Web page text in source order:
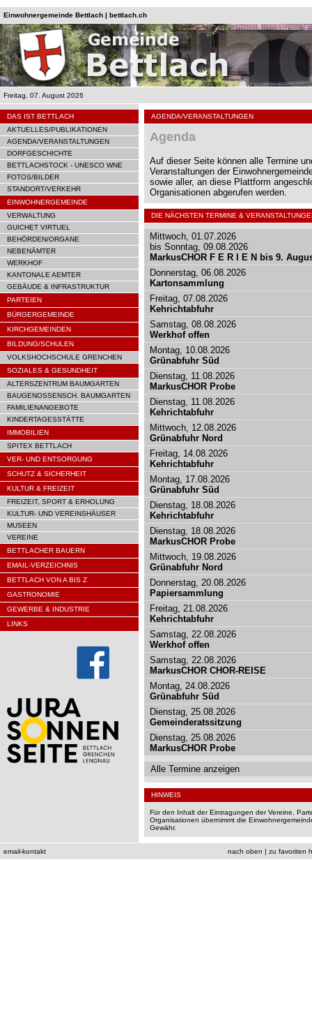
Einwohnergemeinde Bettlach | bettlach.ch
Freitag, 07. August 2026
DAS IST BETTLACH
AKTUELLES/PUBLIKATIONEN
AGENDA/VERANSTALTUNGEN
DORFGESCHICHTE
BETTLACHSTOCK - UNESCO WNE
FOTOS/BILDER
STANDORT/VERKEHR
EINWOHNERGEMEINDE
VERWALTUNG
GUICHET VIRTUEL
BEHÖRDEN/ORGANE
NEBENÄMTER
WERKHOF
KANTONALE AEMTER
GEBÄUDE & INFRASTRUKTUR
PARTEIEN
BÜRGERGEMEINDE
KIRCHGEMEINDEN
BILDUNG/SCHULEN
VOLKSHOCHSCHULE GRENCHEN
SOZIALES & GESUNDHEIT
ALTERSZENTRUM BAUMGARTEN
BAUGENOSSENSCH. BAUMGARTEN
FAMILIENANGEBOTE
KINDERTAGESSTÄTTE
IMMOBILIEN
SPITEX BETTLACH
VER- UND ENTSORGUNG
SCHUTZ & SICHERHEIT
KULTUR & FREIZEIT
FREIZEIT, SPORT & ERHOLUNG
KULTUR- UND VEREINSHÄUSER
MUSEEN
VEREINE
BETTLACHER BAUERN
EMAIL-VERZEICHNIS
BETTLACH VON A BIS Z
GASTRONOMIE
GEWERBE & INDUSTRIE
LINKS
AGENDA/VERANSTALTUNGEN
Agenda
Auf dieser Seite können alle Termine
Veranstaltungen der
sowie aller, an diese Plattform
Organisationen abgerufen werden.
DIE NÄCHSTEN TERMINE &
Mittwoch, 01.07.2026
bis Sonntag, 09.08.2026
MarkusCHOR F E R I E N bis 9.
Donnerstag, 06.08.2026
Kartonsammlung
Freitag, 07.08.2026
Kehrichtabfuhr
Samstag, 08.08.2026
Werkhof offen
Montag, 10.08.2026
Grünabfuhr Süd
Dienstag, 11.08.2026
MarkusCHOR Probe
Dienstag, 11.08.2026
Kehrichtabfuhr
Mittwoch, 12.08.2026
Grünabfuhr Nord
Freitag, 14.08.2026
Kehrichtabfuhr
Montag, 17.08.2026
Grünabfuhr Süd
Dienstag, 18.08.2026
Kehrichtabfuhr
Dienstag, 18.08.2026
MarkusCHOR Probe
Mittwoch, 19.08.2026
Grünabfuhr Nord
Donnerstag, 20.08.2026
Papiersammlung
Freitag, 21.08.2026
Kehrichtabfuhr
Samstag, 22.08.2026
Werkhof offen
Samstag, 22.08.2026
MarkusCHOR CHOR-REISE
Montag, 24.08.2026
Grünabfuhr Süd
Dienstag, 25.08.2026
Gemeinderatssitzung
Dienstag, 25.08.2026
MarkusCHOR Probe
Alle Termine anzeigen
HINWEIS
Für den Inhalt der Eintragungen der Vereine,
Organisationen übernimmt die
Gewähr.
email-kontakt nach oben | zu favoriten